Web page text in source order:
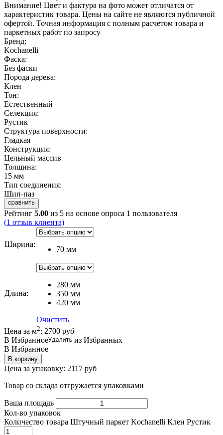
Внимание! Цвет и фактура на фото может отличатся от
характеристик товара. Цены на сайте не являются публичной
офертой. Точная информация с полным расчетом товара и
паркетных работ по запросу
Бренд:
Kochanelli
Фаска:
Без фаски
Порода дерева:
Клен
Тон:
Естественный
Селекция:
Рустик
Структура поверхности:
Гладкая
Конструкция:
Цельный массив
Толщина:
15 мм
Тип соединения:
Шип-паз
Рейтинг 5.00 из 5 на основе опроса 1 пользователя
(1 отзыв клиента)
Ширина:
70 мм
Длина:
280 мм
350 мм
420 мм
Очистить
Цена за м2: 2700 руб
В Избранное
из Избранных
В Избранное
В корзину
Цена за упаковку: 2117 руб
Товар со склада отгружается упаковками
Ваша площадь
Кол-во упаковок
Количество товара Штучный паркет Kochanelli Клен Рустик